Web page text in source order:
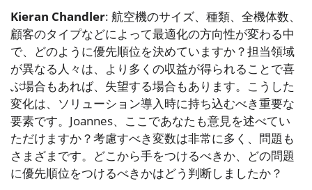
Kieran Chandler: 航空機のサイズ、種類、全機体数、
顧客のタイプなどによって最適化の方向性が変わる中
で、どのように優先順位を決めていますか？担当領域
が異なる人々は、より多くの収益が得られることで喜
ぶ場合もあれば、失望する場合もあります。こうした
変化は、ソリューション導入時に持ち込むべき重要な
要素です。Joannes、ここであなたも意見を述べてい
ただけますか？考慮すべき変数は非常に多く、問題も
さまざまです。どこから手をつけるべきか、どの問題
に優先順位をつけるべきかはどう判断しましたか？